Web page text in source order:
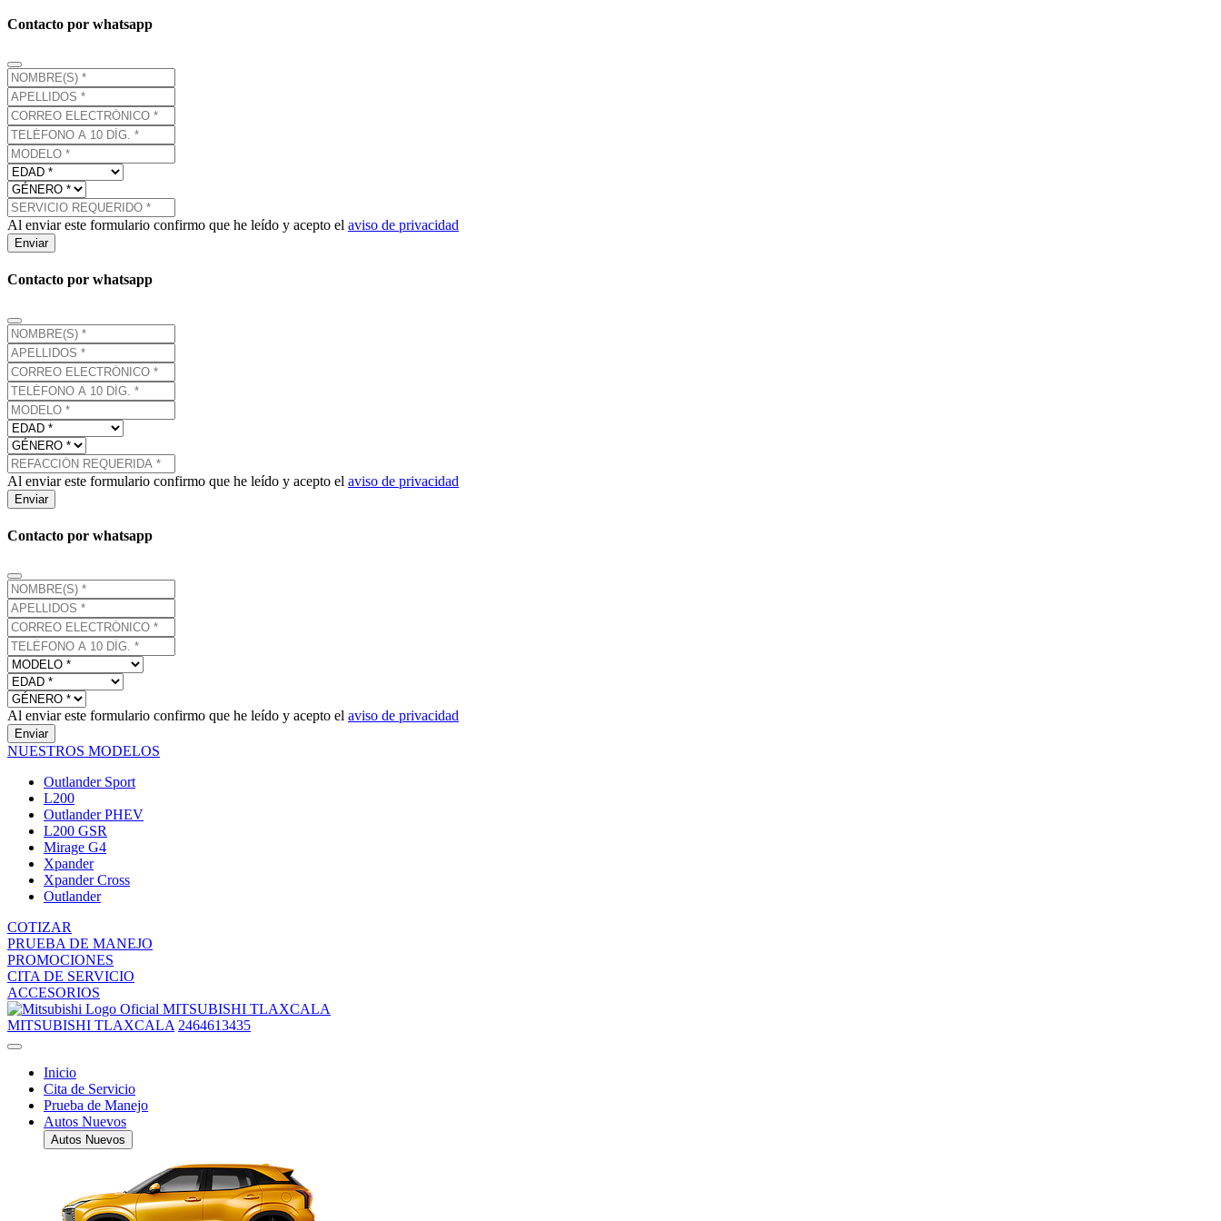
Contacto por whatsapp
Al enviar este formulario confirmo que he leído y acepto el aviso de privacidad
Enviar
Contacto por whatsapp
Al enviar este formulario confirmo que he leído y acepto el aviso de privacidad
Enviar
Contacto por whatsapp
Al enviar este formulario confirmo que he leído y acepto el aviso de privacidad
Enviar
NUESTROS MODELOS
Outlander Sport
L200
Outlander PHEV
L200 GSR
Mirage G4
Xpander
Xpander Cross
Outlander
COTIZAR
PRUEBA DE MANEJO
PROMOCIONES
CITA DE SERVICIO
ACCESORIOS
MITSUBISHI TLAXCALA
MITSUBISHI TLAXCALA 2464613435
Inicio
Cita de Servicio
Prueba de Manejo
Autos Nuevos
Autos Nuevos